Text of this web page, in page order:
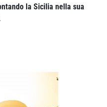
la Sicilia nella sua